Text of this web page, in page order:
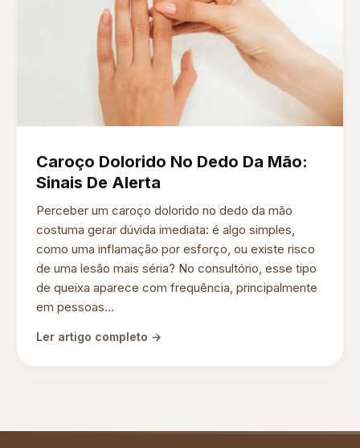
Caroço Dolorido No Dedo Da Mão:
Sinais De Alerta
Perceber um caroço dolorido no dedo da mão
costuma gerar dúvida imediata: é algo simples,
como uma inflamação por esforço, ou existe risco
de uma lesão mais séria? No consultório, esse tipo
de queixa aparece com frequência, principalmente
em pessoas...
Ler artigo completo →